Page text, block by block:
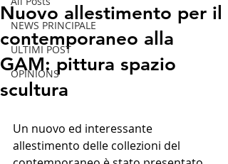
NEWS PRINCIPALE
ULTIMI POST
OPINIONS
Nuovo allestimento per il
contemporaneo alla
GAM: pittura spazio
scultura
Un nuovo ed interessante
allestimento delle collezioni del